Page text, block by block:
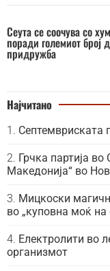
Сеута се соочува со
поради големиот број
придружба
Најчитано
Септемвриската
Грчка партија
Македонија“ во
Мицкоски
во „куповна моќ на
Електролити во
организмот